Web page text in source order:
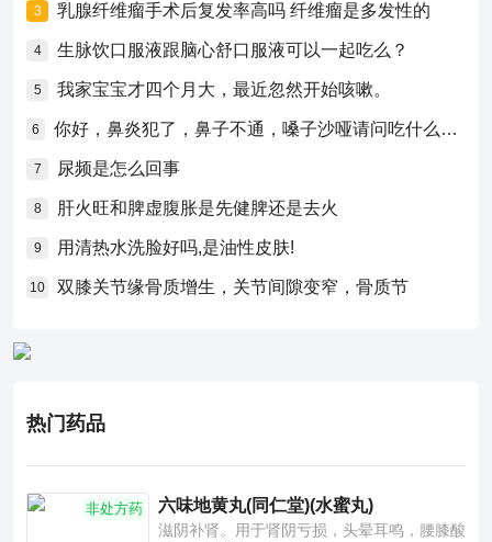
3 乳腺纤维瘤手术后复发率高吗 纤维瘤是多发性的
4 生脉饮口服液跟脑心舒口服液可以一起吃么？
5 我家宝宝才四个月大，最近忽然开始咳嗽。
6 你好，鼻炎犯了，鼻子不通，嗓子沙哑请问吃什么药比较好？
7 尿频是怎么回事
8 肝火旺和脾虚腹胀是先健脾还是去火
9 用清热水洗脸好吗,是油性皮肤!
10 双膝关节缘骨质增生，关节间隙变窄，骨质节
热门药品
非处方药 六味地黄丸(同仁堂)(水蜜丸)
滋阴补肾。用于肾阴亏损，头晕耳鸣，腰膝酸